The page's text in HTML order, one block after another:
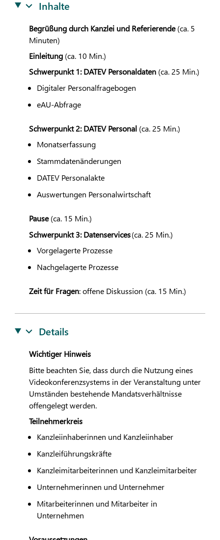
Inhalte
Begrüßung durch Kanzlei und Referierende(ca. 5
Minuten)
Einleitung(ca. 10 Min.)
Schwerpunkt 1:DATEVPersonaldaten(ca. 25 Min.)
Digitaler Personalfragebogen
eAU-Abfrage
Schwerpunkt 2:DATEVPersonal(ca. 25 Min.)
Monatserfassung
Stammdatenänderungen
DATEVPersonalakte
Auswertungen Personalwirtschaft
Pause(ca. 15 Min.)
Schwerpunkt 3: Datenservices(ca. 25 Min.)
Vorgelagerte Prozesse
Nachgelagerte Prozesse
Zeit für Fragen: offene Diskussion (ca. 15 Min.)
Details
Wichtiger Hinweis
Bitte beachten Sie, dass durch die Nutzung eines
Videokonferenzsystems in der Veranstaltung unter
Umständen bestehende Mandatsverhältnisse
offengelegt werden.
Teilnehmerkreis
Kanzleiinhaberinnen und Kanzleiinhaber
Kanzleiführungskräfte
Kanzleimitarbeiterinnen und Kanzleimitarbeiter
Unternehmerinnen und Unternehmer
Mitarbeiterinnen und Mitarbeiter in
Unternehmen